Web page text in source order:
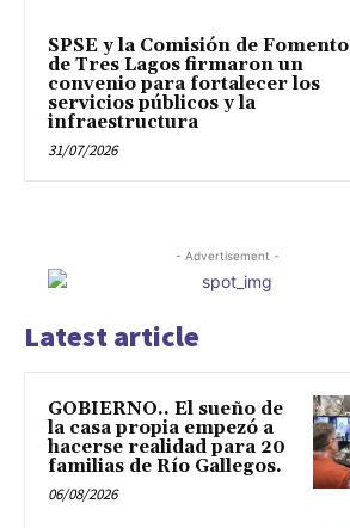
SPSE y la Comisión de Fomento
de Tres Lagos firmaron un
convenio para fortalecer los
servicios públicos y la
infraestructura
31/07/2026
- Advertisement -
Latest article
GOBIERNO.. El sueño de
la casa propia empezó a
hacerse realidad para 20
familias de Río Gallegos.
06/08/2026